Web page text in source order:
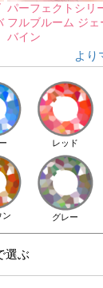
パーフェクトシリ
フルブルーム ジェ
バイン
より
レッド
ン グレー
選ぶ